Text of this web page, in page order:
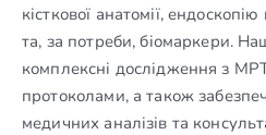
кісткової анатомії,
та, за потреби, біомаркери.
комплексні дослідження з
протоколами, а також
медичних аналізів та